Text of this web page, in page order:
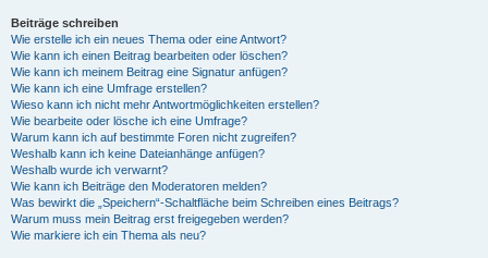
Beiträge schreiben
Wie erstelle ich ein neues Thema oder eine Antwort?
Wie kann ich einen Beitrag bearbeiten oder löschen?
Wie kann ich meinem Beitrag eine Signatur anfügen?
Wie kann ich eine Umfrage erstellen?
Wieso kann ich nicht mehr Antwortmöglichkeiten erstellen?
Wie bearbeite oder lösche ich eine Umfrage?
Warum kann ich auf bestimmte Foren nicht zugreifen?
Weshalb kann ich keine Dateianhänge anfügen?
Weshalb wurde ich verwarnt?
Wie kann ich Beiträge den Moderatoren melden?
Was bewirkt die „Speichern“-Schaltfläche beim Schreiben eines Beitrags?
Warum muss mein Beitrag erst freigegeben werden?
Wie markiere ich ein Thema als neu?